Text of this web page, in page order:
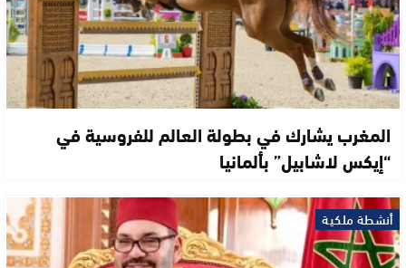
المغرب يشارك في بطولة العالم للفروسية في
“إيكس لاشابيل” بألمانيا
أنشطة ملكية